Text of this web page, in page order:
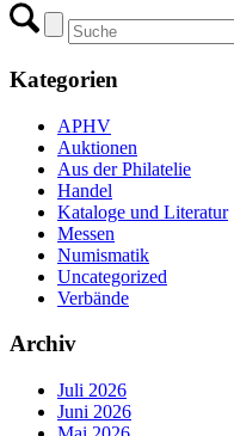
Kategorien
APHV
Auktionen
Aus der Philatelie
Handel
Kataloge und Literatur
Messen
Numismatik
Uncategorized
Verbände
Archiv
Juli 2026
Juni 2026